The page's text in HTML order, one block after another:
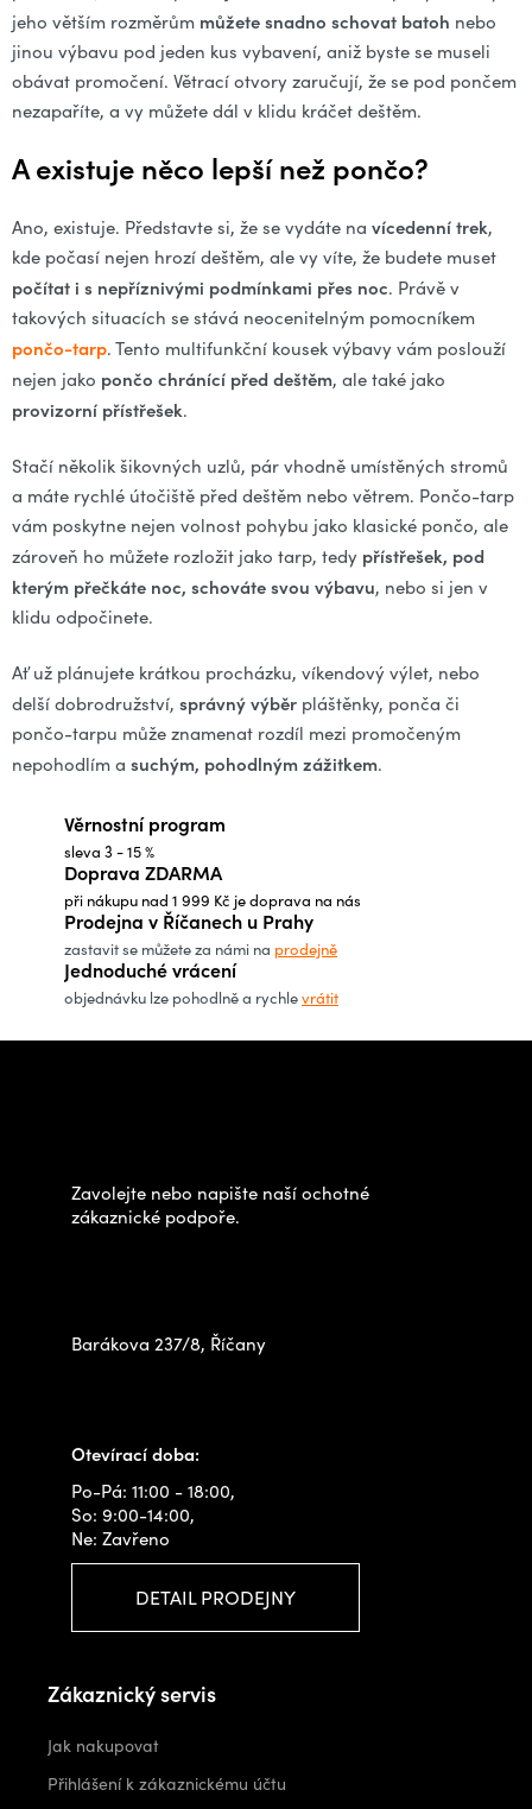
jeho větším rozměrům můžete snadno schovat batoh nebo
jinou výbavu pod jeden kus vybavení, aniž byste se museli
obávat promočení. Větrací otvory zaručují, že se pod pončem
nezapaříte, a vy můžete dál v klidu kráčet deštěm.
A existuje něco lepší než pončo?
Ano, existuje. Představte si, že se vydáte na vícedenní trek,
kde počasí nejen hrozí deštěm, ale vy víte, že budete muset
počítat i s nepříznivými podmínkami přes noc. Právě v
takových situacích se stává neocenitelným pomocníkem
pončo-tarp. Tento multifunkční kousek výbavy vám poslouží
nejen jako pončo chránící před deštěm, ale také jako
provizorní přístřešek.
Stačí několik šikovných uzlů, pár vhodně umístěných stromů
a máte rychlé útočiště před deštěm nebo větrem. Pončo-tarp
vám poskytne nejen volnost pohybu jako klasické pončo, ale
zároveň ho můžete rozložit jako tarp, tedy přístřešek, pod
kterým přečkáte noc, schováte svou výbavu, nebo si jen v
klidu odpočinete.
Ať už plánujete krátkou procházku, víkendový výlet, nebo
delší dobrodružství, správný výběr pláštěnky, ponča či
pončo-tarpu může znamenat rozdíl mezi promočeným
nepohodlím a suchým, pohodlným zážitkem.
Věrnostní program
sleva 3 - 15 %
Doprava ZDARMA
při nákupu nad 1 999 Kč je doprava na nás
Prodejna v Říčanech u Prahy
zastavit se můžete za námi na prodejně
Jednoduché vrácení
objednávku lze pohodlně a rychlevrátit
Z
Zavolejte nebo napište naší ochotné
zákaznické podpoře.
Barákova 237/8, Říčany
Otevírací doba:
Po-Pá: 11:00 - 18:00,
So: 9:00-14:00,
Ne: Zavřeno
DETAIL PRODEJNY
Zákaznický servis
Jak nakupovat
Přihlášení k zákaznickému účtu